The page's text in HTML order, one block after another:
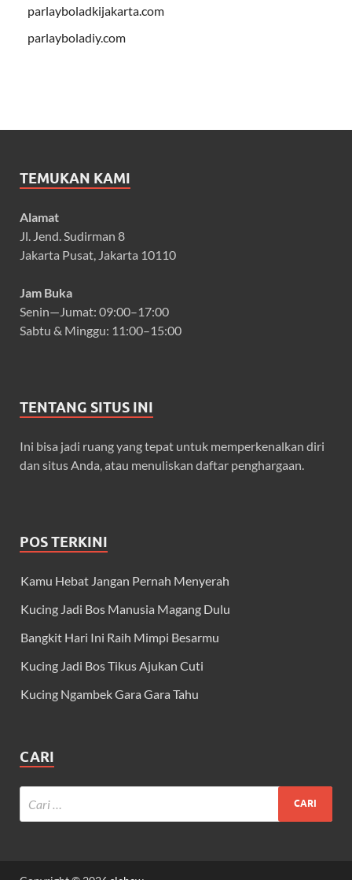
parlayboladkijakarta.com
parlayboladiy.com
TEMUKAN KAMI
Alamat
Jl. Jend. Sudirman 8
Jakarta Pusat, Jakarta 10110
Jam Buka
Senin—Jumat: 09:00–17:00
Sabtu & Minggu: 11:00–15:00
TENTANG SITUS INI
Ini bisa jadi ruang yang tepat untuk memperkenalkan diri
dan situs Anda, atau menuliskan daftar penghargaan.
POS TERKINI
Kamu Hebat Jangan Pernah Menyerah
Kucing Jadi Bos Manusia Magang Dulu
Bangkit Hari Ini Raih Mimpi Besarmu
Kucing Jadi Bos Tikus Ajukan Cuti
Kucing Ngambek Gara Gara Tahu
CARI